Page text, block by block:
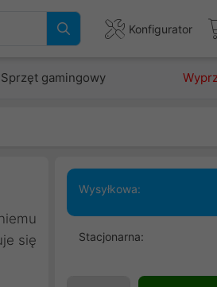
Konfigurator
Sprzęt gamingowy
się
Wysyłkowa:
Stacjonarna: